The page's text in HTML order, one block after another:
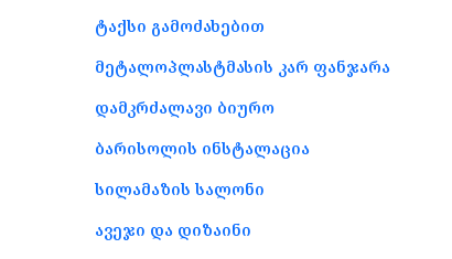
ტაქსი გამოძახებით
მეტალოპლასტმასის კარ ფანჯარა
დამკრძალავი ბიურო
ბარისოლის ინსტალაცია
სილამაზის სალონი
ავეჯი და დიზაინი